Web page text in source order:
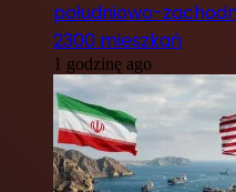
południowo-
2300 mieszkań
1 godzinę ago